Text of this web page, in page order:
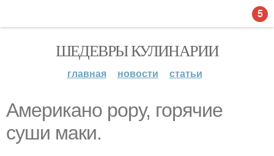
ШЕДЕВРЫ КУЛИНАРИИ
главная новости статьи
Американо рору, горячие
суши маки.
5